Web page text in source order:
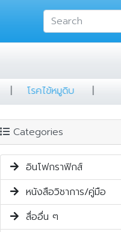
อมป้องกัน| โรคไข้หมูดิบ
Categories
อินโฟกราฟิกส์
หนังสือวิชาการ/คู่มือ
สื่ออื่น ๆ